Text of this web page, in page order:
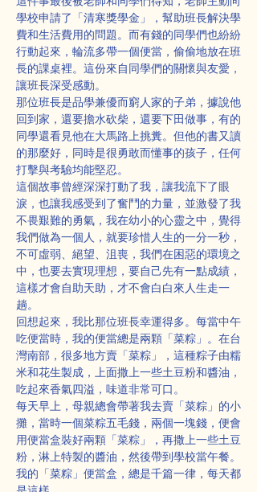
學校申請了「清寒獎學金」，幫助班長解決學
費和生活費用的問題。而有錢的同學們也紛紛
行動起來，輪流多帶一個便當，偷偷地放在班
長的課桌裡。這份來自同學們的關懷與友愛，
讓班長深受感動。
那位班長是品學兼優而窮人家的子弟，據說他
回到家，還要擔水砍柴，還要下田做事，有的
同學還看見他在大馬路上挑糞。但他的書又讀
的那麼好，同時是很勇敢而懂事的孩子，任何
打擊與考驗均能堅忍。
這個故事曾經深深打動了我，讓我流下了眼
淚，也讓我感受到了奮鬥的力量，並激發了我
不畏艱難的勇氣，我在幼小的心靈之中，覺得
我們做為一個人，就要珍惜人生的一分一秒，
不可虛弱、絕望、沮喪，我們在困惡的環境之
中，也要去實現理想，要自己先有一點成績，
這樣才會自助天助，才不會白白來人生走一
趟。
回想起來，我比那位班長幸運得多。每當中午
吃便當時，我的便當總是兩顆「菜粽」。在台
灣南部，很多地方賣「菜粽」，這種粽子由糯
米和花生製成，上面撒上一些土豆粉和醬油，
吃起來香氣四溢，味道非常可口。
每天早上，母親總會帶著我去賣「菜粽」的小
攤，當時一個菜粽五毛錢，兩個一塊錢，便會
用便當盒裝好兩顆「菜粽」，再撒上一些土豆
粉，淋上特製的醬油，然後帶到學校當午餐。
我的「菜粽」便當盒，總是千篇一律，每天都